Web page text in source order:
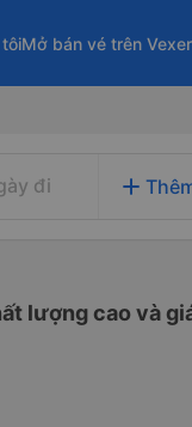
Mở bán vé trên
đi add
lượng cao và